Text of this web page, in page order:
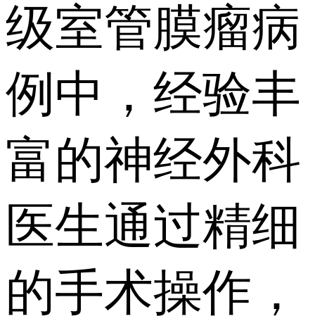
级室管膜瘤病
例中，经验丰
富的神经外科
医生通过精细
的手术操作，